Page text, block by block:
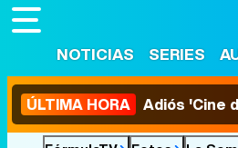
NOTICIAS SERIES
ÚLTIMA HORA Adiós 'Cine